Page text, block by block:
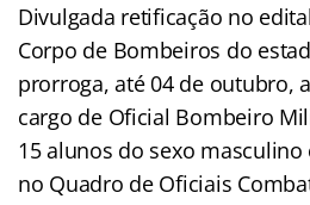
Divulgada retificação no
Corpo de Bombeiros do
prorroga, até 04 de outubro,
cargo de Oficial Bombeiro
15 alunos do sexo
no Quadro de Oficiais